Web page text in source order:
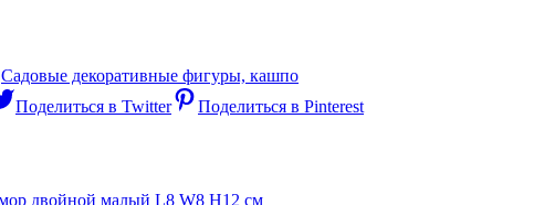
Садовые декоративные фигуры, кашпо
Поделиться в Twitter Поделиться в Pinterest